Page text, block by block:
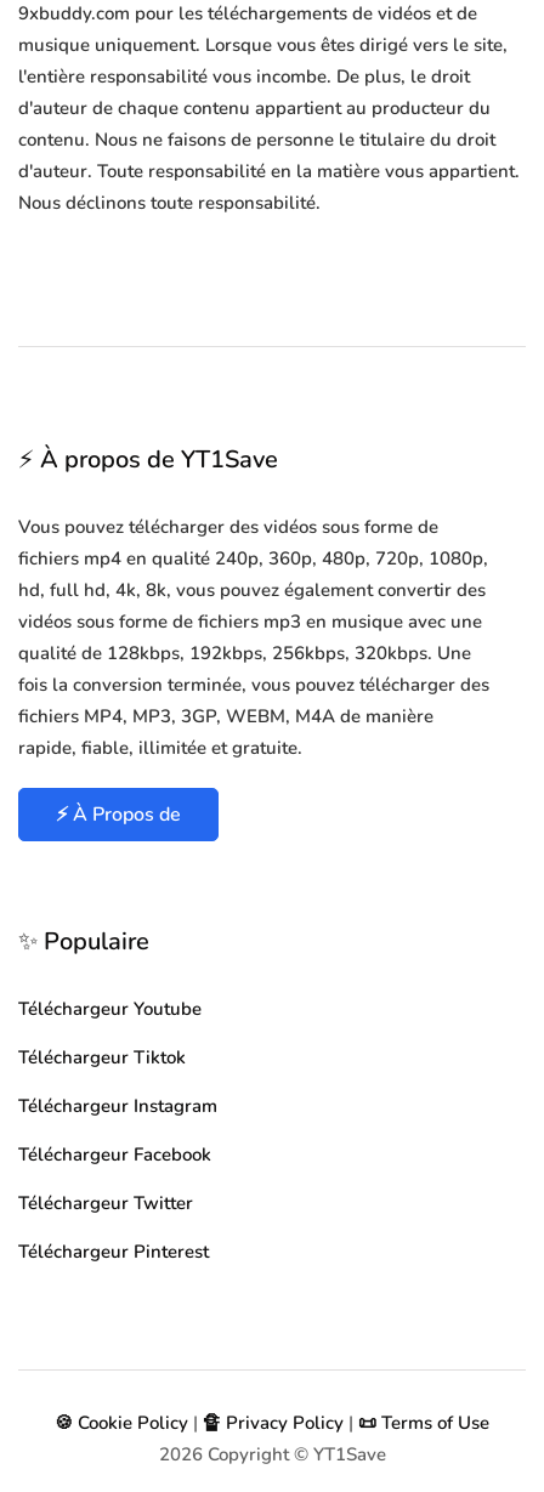
9xbuddy.com pour les téléchargements de vidéos et de
musique uniquement. Lorsque vous êtes dirigé vers le site,
l'entière responsabilité vous incombe. De plus, le droit
d'auteur de chaque contenu appartient au producteur du
contenu. Nous ne faisons de personne le titulaire du droit
d'auteur. Toute responsabilité en la matière vous appartient.
Nous déclinons toute responsabilité.
⚡ À propos de YT1Save
Vous pouvez télécharger des vidéos sous forme de
fichiers mp4 en qualité 240p, 360p, 480p, 720p, 1080p,
hd, full hd, 4k, 8k, vous pouvez également convertir des
vidéos sous forme de fichiers mp3 en musique avec une
qualité de 128kbps, 192kbps, 256kbps, 320kbps. Une
fois la conversion terminée, vous pouvez télécharger des
fichiers MP4, MP3, 3GP, WEBM, M4A de manière
rapide, fiable, illimitée et gratuite.
⚡ À Propos de
✨ Populaire
Téléchargeur Youtube
Téléchargeur Tiktok
Téléchargeur Instagram
Téléchargeur Facebook
Téléchargeur Twitter
Téléchargeur Pinterest
🍪 Cookie Policy | 🔏 Privacy Policy | 📜 Terms of Use
2026Copyright © YT1Save